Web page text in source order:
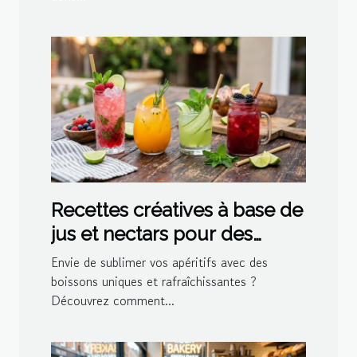
Recettes créatives à base de
jus et nectars pour des
cocktails maison
Envie de sublimer vos apéritifs avec des
boissons uniques et rafraîchissantes ?
Découvrez comment...